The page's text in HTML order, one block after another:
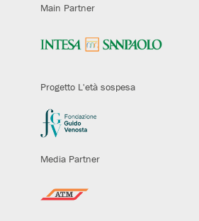
Main Partner
Progetto L'età sospesa
Media Partner